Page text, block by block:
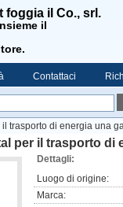
foggia il Co., srl.
il
Contattaci
trasporto di energia una
per il trasporto di
Dettagli:
Luogo di origine:
Marca: